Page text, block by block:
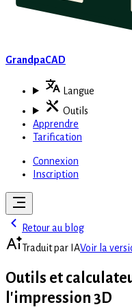
GrandpaCAD
Langue
Outils
Apprendre
Tarification
Connexion
Inscription
Retour au blog
Traduit par IAVoir la
Outils et
l'impression 3D